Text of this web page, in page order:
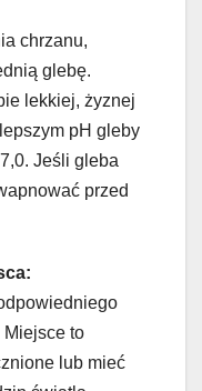
chrzanu,
glebę.
lekkiej, żyznej
pH gleby
Jeśli gleba
przed
Miejsce to
lub mieć